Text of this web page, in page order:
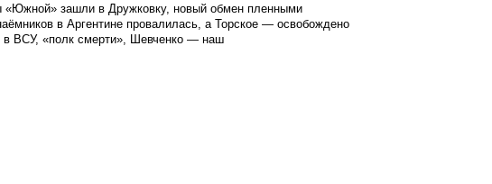
зашли в Дружковку, новый обмен пленными
в Аргентине провалилась, а Торское — освобождено
ВСУ, «полк смерти», Шевченко — наш